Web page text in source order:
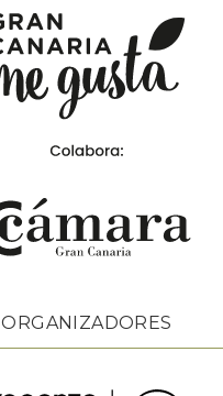
ORGANIZADORES